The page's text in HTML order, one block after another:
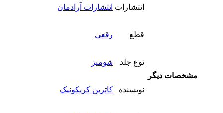
مشخصات دیگر
انتشارات انتشارات آرادمان
قطع رقعی
نوع جلد شومیز
نویسنده کاترین کریکونیک